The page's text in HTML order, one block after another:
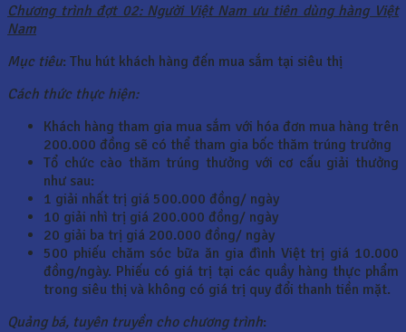
Chương trình đợt 02: Người Việt Nam ưu tiên dùng hàng Việt
Nam
Mục tiêu: Thu hút khách hàng đến mua sắm tại siêu thị
Cách thức thực hiện:
Khách hàng tham gia mua sắm với hóa đơn mua hàng trên
200.000 đồng sẽ có thể tham gia bốc thăm trúng trưởng
Tổ chức cào thăm trúng thưởng với cơ cấu giải thưởng
như sau:
1 giải nhất trị giá 500.000 đồng/ ngày
10 giải nhì trị giá 200.000 đồng/ ngày
20 giải ba trị giá 200.000 đồng/ ngày
500 phiếu chăm sóc bữa ăn gia đình Việt trị giá 10.000
đồng/ngày. Phiếu có giá trị tại các quầy hàng thực phẩm
trong siêu thị và không có giá trị quy đổi thanh tiền mặt.
Quảng bá, tuyên truyền cho chương trình: